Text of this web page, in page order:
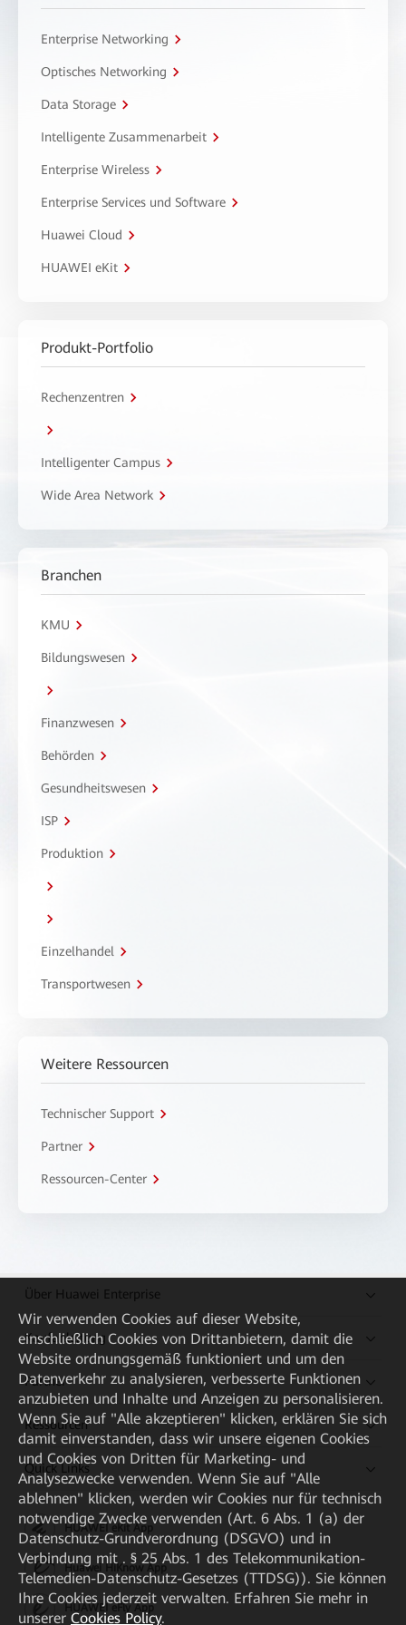
Enterprise Networking
Optisches Networking
Data Storage
Intelligente Zusammenarbeit
Enterprise Wireless
Enterprise Services und Software
Huawei Cloud
HUAWEI eKit
Produkt-Portfolio
Rechenzentren
Intelligenter Campus
Wide Area Network
Branchen
KMU
Bildungswesen
Finanzwesen
Behörden
Gesundheitswesen
ISP
Produktion
Einzelhandel
Transportwesen
Weitere Ressourcen
Technischer Support
Partner
Ressourcen-Center
Über Huawei Enterprise
Kaufanleitung
Partner
Ressourcen
Quick Links
HUAWEI eKit App
Huawei HiKnow App
HUAWEI eFly App
Wir verwenden Cookies auf dieser Website,
einschließlich Cookies von Drittanbietern, damit die
Website ordnungsgemäß funktioniert und um den
Datenverkehr zu analysieren, verbesserte Funktionen
anzubieten und Inhalte und Anzeigen zu personalisieren.
Wenn Sie auf "Alle akzeptieren" klicken, erklären Sie sich
damit einverstanden, dass wir unsere eigenen Cookies
und Cookies von Dritten für Marketing- und
Analysezwecke verwenden. Wenn Sie auf "Alle
ablehnen" klicken, werden wir Cookies nur für technisch
notwendige Zwecke verwenden (Art. 6 Abs. 1 (a) der
Datenschutz-Grundverordnung (DSGVO) und in
Verbindung mit . § 25 Abs. 1 des Telekommunikation-
Telemedien-Datenschutz-Gesetzes (TTDSG)). Sie können
Ihre Cookies jederzeit verwalten. Erfahren Sie mehr in
unserer Cookies Policy.